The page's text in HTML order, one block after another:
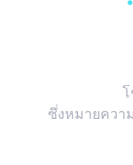
โ
ซึ่งหมายควา